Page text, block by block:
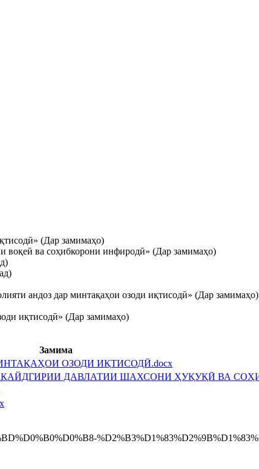
(Дар замимаҳо)
ва соҳибкорони инфиродӣ» (Дар замимаҳо)
андоз дар минтақаҳои озоди иқтисодӣ» (Дар замимаҳо)
иқтисодӣ» (Дар замимаҳо)
Замима
ОЗОДИ ИҚТИСОДӢ.docx
ДАВЛАТИИ ШАХСОНИ ҲУҚУҚӢ ВА